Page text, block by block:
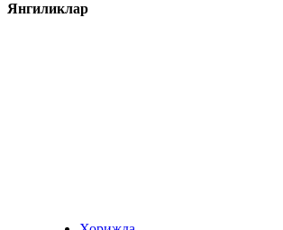
Янгиликлар